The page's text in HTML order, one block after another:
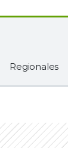
Regionales